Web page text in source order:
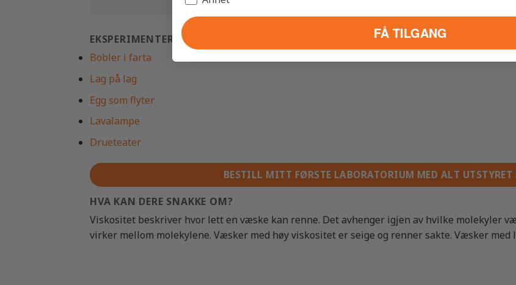
EKSPERIMENTER RUNDT SAMME TEMA
Bobler i farta
Lag på lag
Egg som flyter
Lavalampe
Drueteater
BESTILL MITT FØRSTE LABORATORIUM MED ALT UTSTYRET
HVA KAN DERE SNAKKE OM?
Viskositet beskriver hvor lett en væske kan renne. Det avhenger igjen av hvilke molekyler
virker mellom molekylene. Væsker med høy viskositet er seige og renner sakte. Væsker
FÅ TILGANG